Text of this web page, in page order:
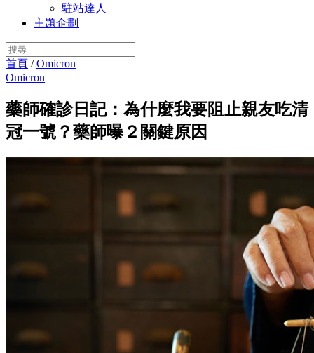
駐站達人
主題企劃
首頁 /Omicron
Omicron
藥師確診日記：為什麼我要阻止親友吃清
冠一號？藥師曝２關鍵原因